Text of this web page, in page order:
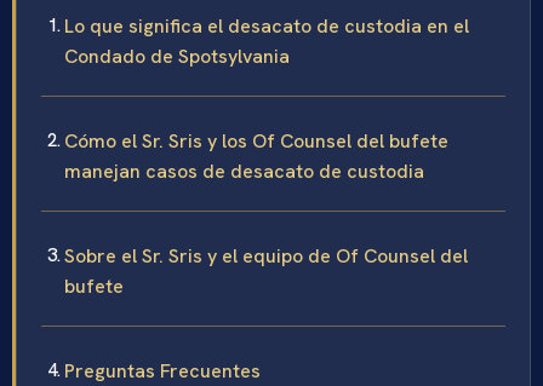
Lo que significa el desacato de custodia en el
Condado de Spotsylvania
Cómo el Sr. Sris y los Of Counsel del bufete
manejan casos de desacato de custodia
Sobre el Sr. Sris y el equipo de Of Counsel del
bufete
Preguntas Frecuentes